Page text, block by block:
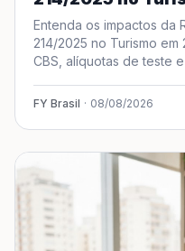
Estratégico para
Entenda os impactos da
214/2025 no Turismo em
CBS, alíquotas de teste
FY Brasil · 08/08/2026